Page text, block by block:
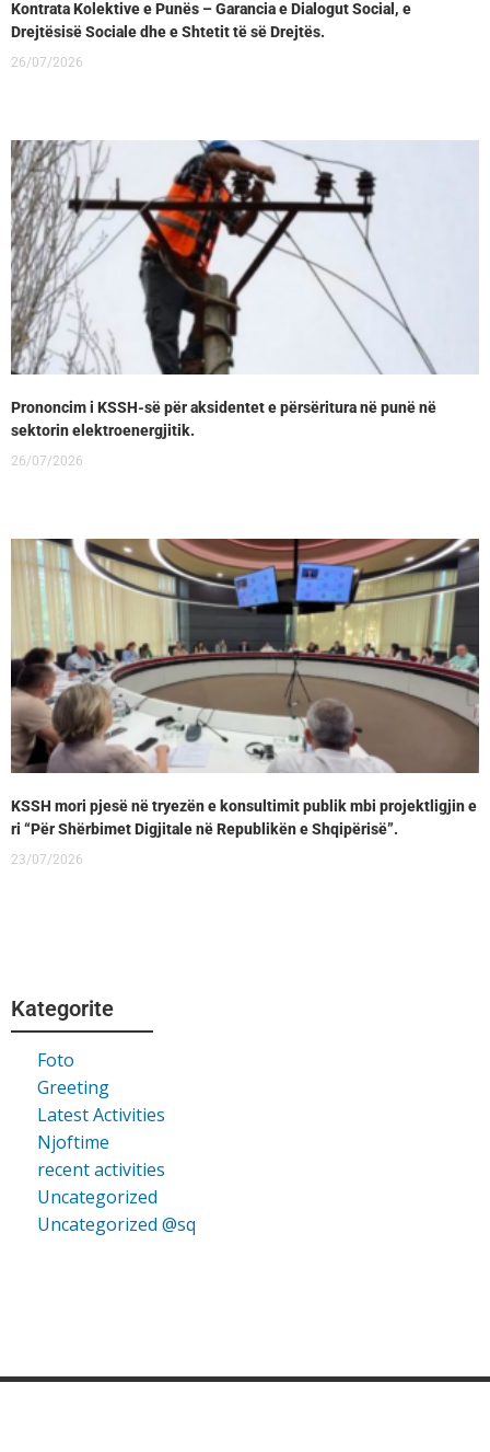
Kontrata Kolektive e Punës – Garancia e Dialogut Social, e
Drejtësisë Sociale dhe e Shtetit të së Drejtës.
26/07/2026
Prononcim i KSSH-së për aksidentet e përsëritura në punë në
sektorin elektroenergjitik.
26/07/2026
KSSH mori pjesë në tryezën e konsultimit publik mbi projektligjin e
ri “Për Shërbimet Digjitale në Republikën e Shqipërisë”.
23/07/2026
Kategorite
Foto
Greeting
Latest Activities
Njoftime
recent activities
Uncategorized
Uncategorized @sq